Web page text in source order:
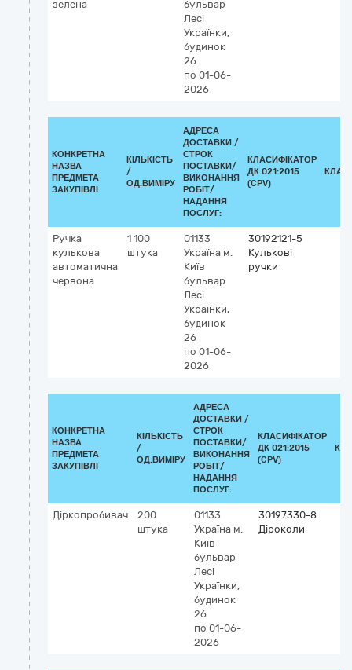
зелена
бульвар
Лесі
Українки,
будинок
26
по 01-06-
2026
КОНКРЕТНА
НАЗВА
ПРЕДМЕТА
ЗАКУПІВЛІ
КІЛЬКІСТЬ
/
ОД.ВИМІРУ
АДРЕСА
ДОСТАВКИ /
СТРОК
ПОСТАВКИ/
ВИКОНАННЯ
РОБІТ/
НАДАННЯ
ПОСЛУГ:
КЛАСИФІКАТОР
ДК 021:2015
(CPV)
Ручка
кулькова
автоматична
червона
1 100
штука
01133
Україна м.
Київ
бульвар
Лесі
Українки,
будинок
26
по 01-06-
2026
30192121-5
Кулькові
ручки
КОНКРЕТНА
НАЗВА
ПРЕДМЕТА
ЗАКУПІВЛІ
КІЛЬКІСТЬ
/
ОД.ВИМІРУ
АДРЕСА
ДОСТАВКИ /
СТРОК
ПОСТАВКИ/
ВИКОНАННЯ
РОБІТ/
НАДАННЯ
ПОСЛУГ:
КЛАСИФІКАТОР
ДК 021:2015
(CPV)
Діркопробивач
200
штука
01133
Україна м.
Київ
бульвар
Лесі
Українки,
будинок
26
по 01-06-
2026
30197330-8
Діроколи